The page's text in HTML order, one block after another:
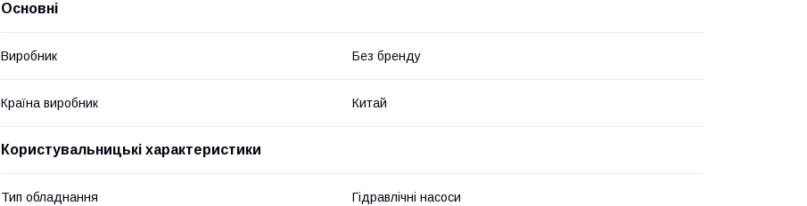
Основні
Виробник Без бренду
Країна виробник Китай
Користувальницькі характеристики
Тип обладнання Гідравлічні насоси